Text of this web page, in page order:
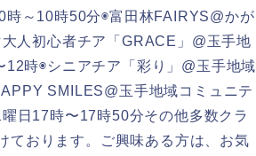
～10時50分◉富田林FAIRYS@かが
人初心者チア「GRACE」@玉手地
時◉シニアチア「彩り」@玉手地域
SMILES@玉手地域コミュニテ
日17時〜17時50分その他多数クラ
ております。ご興味ある方は、お気